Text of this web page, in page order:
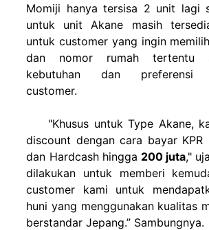
Momiji hanya tersisa 2 unit lagi
untuk unit Akane masih
untuk customer yang ingin
dan nomor rumah tertentu
kebutuhan dan preferensi
customer.
"Khusus untuk Type Akane,
discount dengan cara bayar
dan Hardcash hingga 200 juta,"
dilakukan untuk memberi
customer kami untuk
huni yang menggunakan kualitas
berstandar Jepang.” Sambungnya.